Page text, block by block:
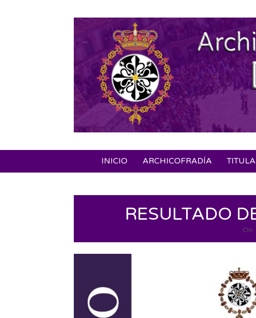
INICIO ARCHICOFRADÍA
RESULTADO
On: